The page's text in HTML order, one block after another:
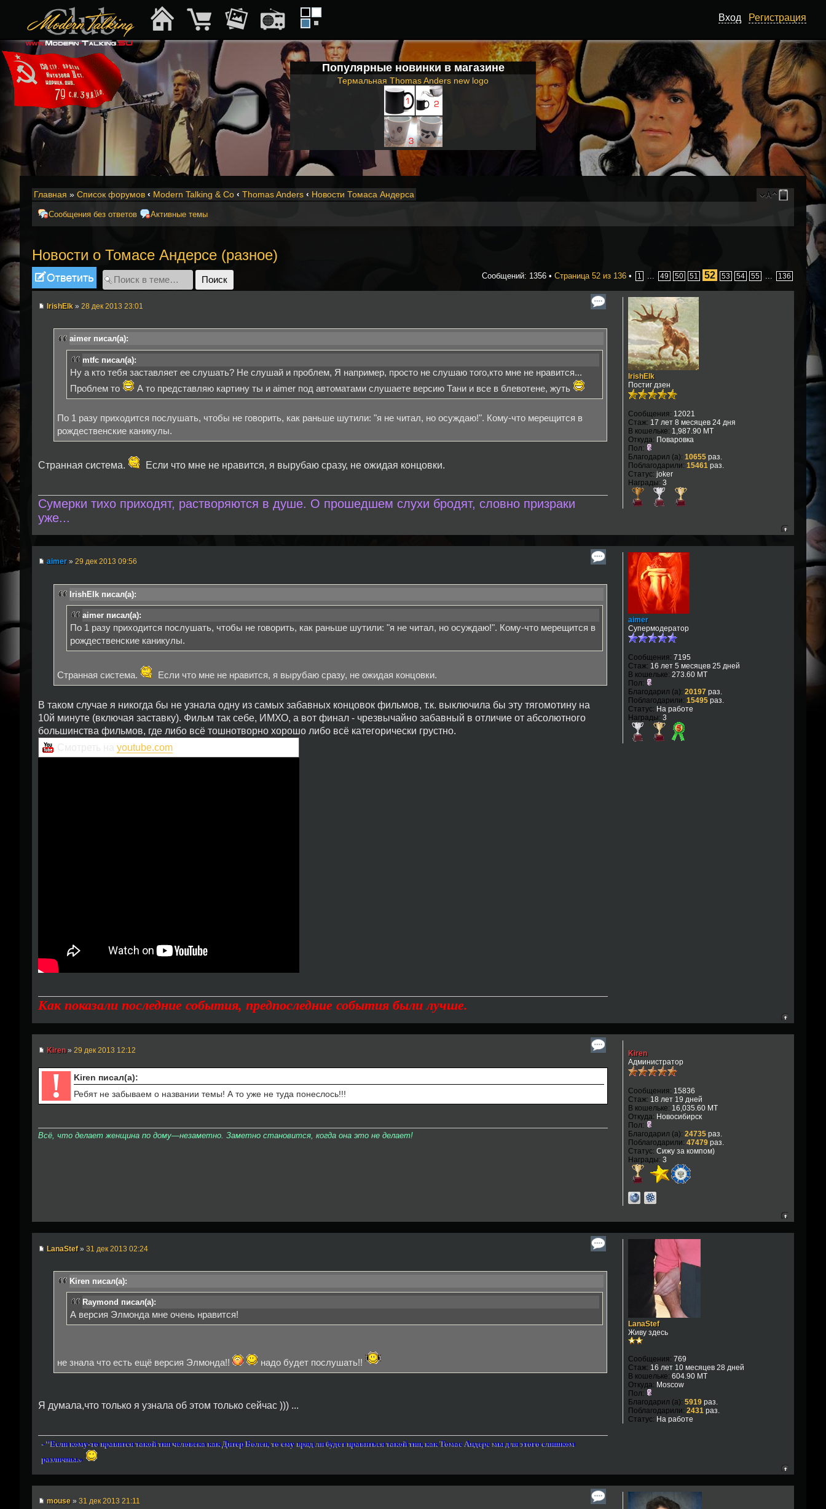
Популярные новинки в магазине
Термальная Thomas Anders new logo
Главная » Список форумов ‹ Modern Talking & Co ‹ Thomas Anders ‹ Новости Томаса Андерса
Сообщения без ответов Активные темы
Новости о Томасе Андерсе (разное)
Ответить Сообщений: 1356 • Страница 52 из 136 • 1 49 50 51 52 53 54 55 136
IrishElk » 28 дек 2013 23:01
aimer писал(а):
mtfc писал(а):
Ну а кто тебя заставляет ее слушать? Не слушай и проблем, Я например, просто не слушаю того,кто мне не нравится...
Проблем то
А то представляю картину ты и aimer под автоматами слушаете версию Тани и все в блевотене, жуть
По 1 разу приходится послушать, чтобы не говорить, как раньше шутили: "я не читал, но осуждаю!". Кому-что мерещится в
рождественские каникулы.
Странная система. Если что мне не нравится, я вырубаю сразу, не ожидая концовки.
Сумерки тихо приходят, растворяются в душе. О прошедшем слухи бродят, словно призраки
уже...
IrishElk
Постиг дзен
Сообщения: 12021
Стаж: 17 лет 8 месяцев 24 дня
В кошельке: 1,987.90 MT
Откуда: Поваровка
Пол:
Благодарил (а): 10655раз.
Поблагодарили: 15461раз.
Статус: joker
Награды: 3
aimer » 29 дек 2013 09:56
IrishElk писал(а):
aimer писал(а):
По 1 разу приходится послушать, чтобы не говорить, как раньше шутили: "я не читал, но осуждаю!". Кому-что мерещится в
рождественские каникулы.
Странная система. Если что мне не нравится, я вырубаю сразу, не ожидая концовки.
В таком случае я никогда бы не узнала одну из самых забавных концовок фильмов, т.к. выключила бы эту тягомотину на
10й минуте (включая заставку). Фильм так себе, ИМХО, а вот финал - чрезвычайно забавный в отличие от абсолютного
большинства фильмов, где либо всё тошнотворно хорошо либо всё категорически грустно.
youtube.com
Как показали последние события, предпоследние события были лучше.
aimer
Супермодератор
Сообщения: 7195
Стаж: 16 лет 5 месяцев 25 дней
В кошельке: 273.60 MT
Пол:
Благодарил (а): 20197раз.
Поблагодарили: 15495раз.
Статус: На работе
Награды: 3
Kiren » 29 дек 2013 12:12
!
Kiren писал(а):
Ребят не забываем о названии темы! А то уже не туда понеслось!!!
Всё, что делает женщина по дому—незаметно. Заметно становится, когда она это не делает!
Kiren
Администратор
Сообщения: 15836
Стаж: 18 лет 19 дней
В кошельке: 16,035.60 MT
Откуда: Новосибирск
Пол:
Благодарил (а): 24735раз.
Поблагодарили: 47479раз.
Статус: Сижу за компом)
Награды: 3
LanaStef » 31 дек 2013 02:24
Kiren писал(а):
Raymond писал(а):
А версия Элмонда мне очень нравится!
не знала что есть ещё версия Элмонда!! надо будет послушать!!
Я думала,что только я узнала об этом только сейчас ))) ...
- "Если кому-то нравится такой тип человека как Дитер Болен, то ему вряд ли будет нравиться такой тип, как Томас Андерс мы для этого слишком
различны.»
LanaStef
Живу здесь
Сообщения: 769
Стаж: 16 лет 10 месяцев 28 дней
В кошельке: 604.90 MT
Откуда: Moscow
Пол:
Благодарил (а): 5919раз.
Поблагодарили: 2431раз.
Статус: На работе
mouse » 31 дек 2013 21:11
Вход Регистрация